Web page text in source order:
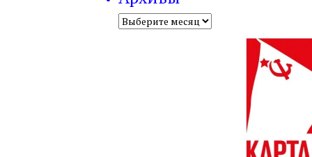
Архивы